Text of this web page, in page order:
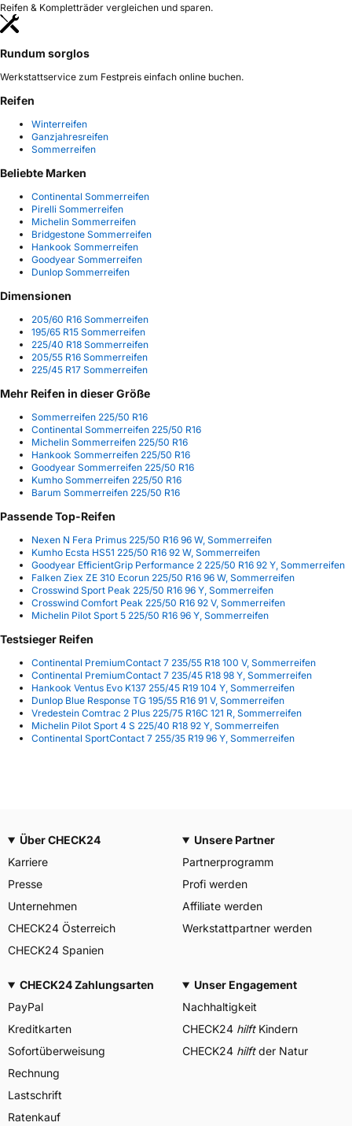
Reifen & Kompletträder vergleichen und sparen.
Rundum sorglos
Werkstattservice zum Festpreis einfach online buchen.
Reifen
Winterreifen
Ganzjahresreifen
Sommerreifen
Beliebte Marken
Continental Sommerreifen
Pirelli Sommerreifen
Michelin Sommerreifen
Bridgestone Sommerreifen
Hankook Sommerreifen
Goodyear Sommerreifen
Dunlop Sommerreifen
Dimensionen
205/60 R16 Sommerreifen
195/65 R15 Sommerreifen
225/40 R18 Sommerreifen
205/55 R16 Sommerreifen
225/45 R17 Sommerreifen
Mehr Reifen in dieser Größe
Sommerreifen 225/50 R16
Continental Sommerreifen 225/50 R16
Michelin Sommerreifen 225/50 R16
Hankook Sommerreifen 225/50 R16
Goodyear Sommerreifen 225/50 R16
Kumho Sommerreifen 225/50 R16
Barum Sommerreifen 225/50 R16
Passende Top-Reifen
Nexen N Fera Primus 225/50 R16 96 W, Sommerreifen
Kumho Ecsta HS51 225/50 R16 92 W, Sommerreifen
Goodyear EfficientGrip Performance 2 225/50 R16 92 Y, Sommerreifen
Falken Ziex ZE 310 Ecorun 225/50 R16 96 W, Sommerreifen
Crosswind Sport Peak 225/50 R16 96 Y, Sommerreifen
Crosswind Comfort Peak 225/50 R16 92 V, Sommerreifen
Michelin Pilot Sport 5 225/50 R16 96 Y, Sommerreifen
Testsieger Reifen
Continental PremiumContact 7 235/55 R18 100 V, Sommerreifen
Continental PremiumContact 7 235/45 R18 98 Y, Sommerreifen
Hankook Ventus Evo K137 255/45 R19 104 Y, Sommerreifen
Dunlop Blue Response TG 195/55 R16 91 V, Sommerreifen
Vredestein Comtrac 2 Plus 225/75 R16C 121 R, Sommerreifen
Michelin Pilot Sport 4 S 225/40 R18 92 Y, Sommerreifen
Continental SportContact 7 255/35 R19 96 Y, Sommerreifen
Über CHECK24
Karriere
Presse
Unternehmen
CHECK24 Österreich
CHECK24 Spanien
Unsere Partner
Partnerprogramm
Profi werden
Affiliate werden
Werkstattpartner werden
CHECK24 Zahlungsarten
PayPal
Kreditkarten
Sofortüberweisung
Rechnung
Lastschrift
Ratenkauf
Unser Engagement
Nachhaltigkeit
CHECK24 hilftKindern
CHECK24 hilftder Natur